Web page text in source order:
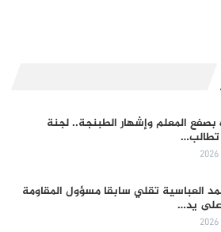
بصفع المعلم وإشهار الطبنجة.. لجنة
تطالب…
العباسية تقلي سابقا مسؤول المقاومة
يد…